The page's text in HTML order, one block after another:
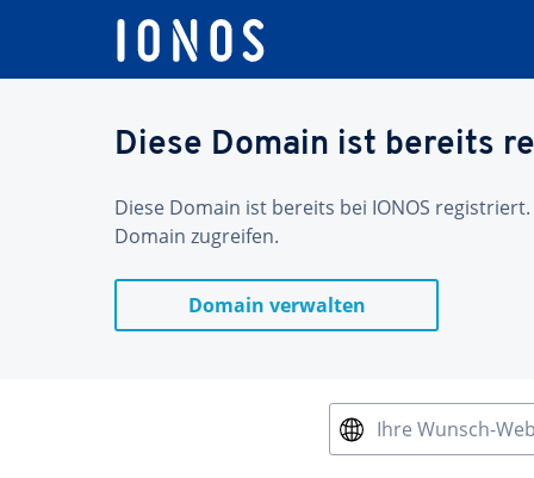
Diese Domain ist bereits
Diese Domain ist bereits bei IONOS
Domain zugreifen.
Domain verwalten
Ihre Wunsch-